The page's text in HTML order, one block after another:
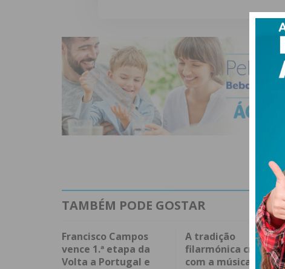
TAMBÉM PODE GOSTAR
Francisco Campos
vence 1.ª etapa da
Volta a Portugal e
A tradição
filarmónica cruza-se
com a música